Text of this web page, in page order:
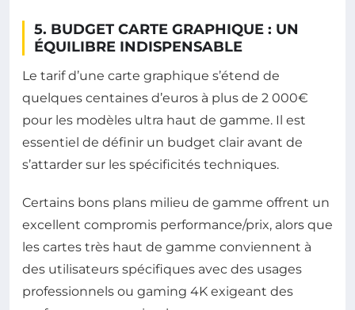
5. BUDGET CARTE GRAPHIQUE : UN
ÉQUILIBRE INDISPENSABLE
Le tarif d’une carte graphique s’étend de
quelques centaines d’euros à plus de 2 000€
pour les modèles ultra haut de gamme. Il est
essentiel de définir un budget clair avant de
s’attarder sur les spécificités techniques.
Certains bons plans milieu de gamme offrent un
excellent compromis performance/prix, alors que
les cartes très haut de gamme conviennent à
des utilisateurs spécifiques avec des usages
professionnels ou gaming 4K exigeant des